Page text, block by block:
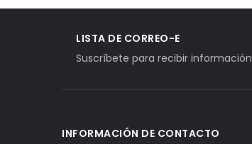
LISTA DE CORREO-E
Suscríbete para recibir información
INFORMACIÓN DE CONTACTO